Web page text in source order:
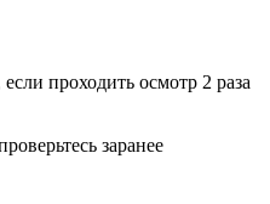
проходить осмотр 2 раза
заранее